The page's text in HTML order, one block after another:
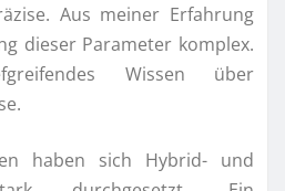
Aus meiner Erfahrung
dieser Parameter komplex.
Wissen über
haben sich Hybrid- und